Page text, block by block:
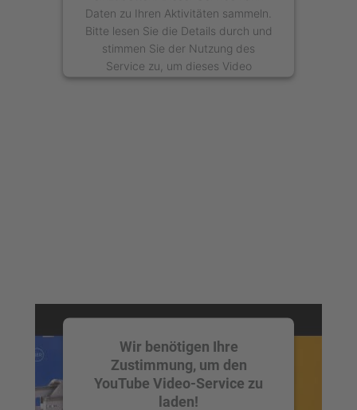
Daten zu Ihren Aktivitäten sammeln.
Bitte lesen Sie die Details durch und
stimmen Sie der Nutzung des
Service zu, um dieses Video
anzusehen.
Wir benötigen Ihre
Zustimmung, um den
YouTube Video-Service zu
laden!